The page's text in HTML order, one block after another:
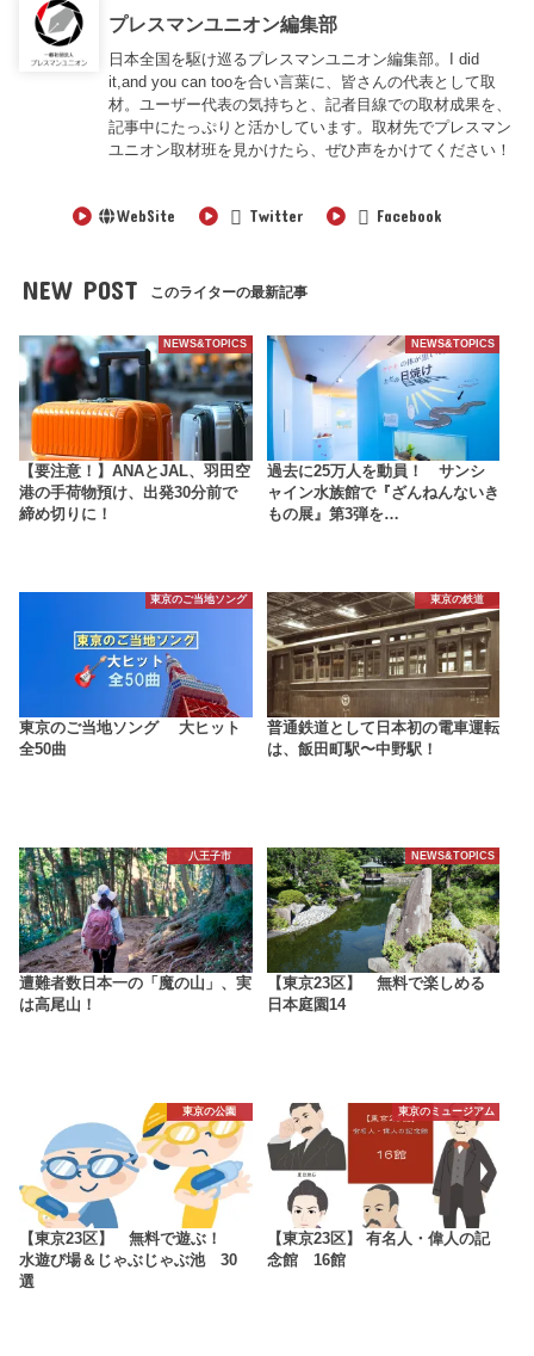
プレスマンユニオン編集部
日本全国を駆け巡るプレスマンユニオン編集部。I did
it,and you can tooを合い言葉に、皆さんの代表として取
材。ユーザー代表の気持ちと、記者目線での取材成果を、
記事中にたっぷりと活かしています。取材先でプレスマン
ユニオン取材班を見かけたら、ぜひ声をかけてください！
WebSite Twitter Facebook
NEW POST このライターの最新記事
NEWS&TOPICS
【要注意！】ANAとJAL、羽田空
港の手荷物預け、出発30分前で
締め切りに！
NEWS&TOPICS
過去に25万人を動員！ サンシ
ャイン水族館で『ざんねんないき
もの展』第3弾を…
東京のご当地ソング
東京のご当地ソング 大ヒット
全50曲
東京の鉄道
普通鉄道として日本初の電車運転
は、飯田町駅〜中野駅！
八王子市
遭難者数日本一の「魔の山」、実
は高尾山！
NEWS&TOPICS
【東京23区】 無料で楽しめる
日本庭園14
東京の公園
【東京23区】 無料で遊ぶ！
水遊び場＆じゃぶじゃぶ池 30
選
東京のミュージアム
【東京23区】 有名人・偉人の記
念館 16館